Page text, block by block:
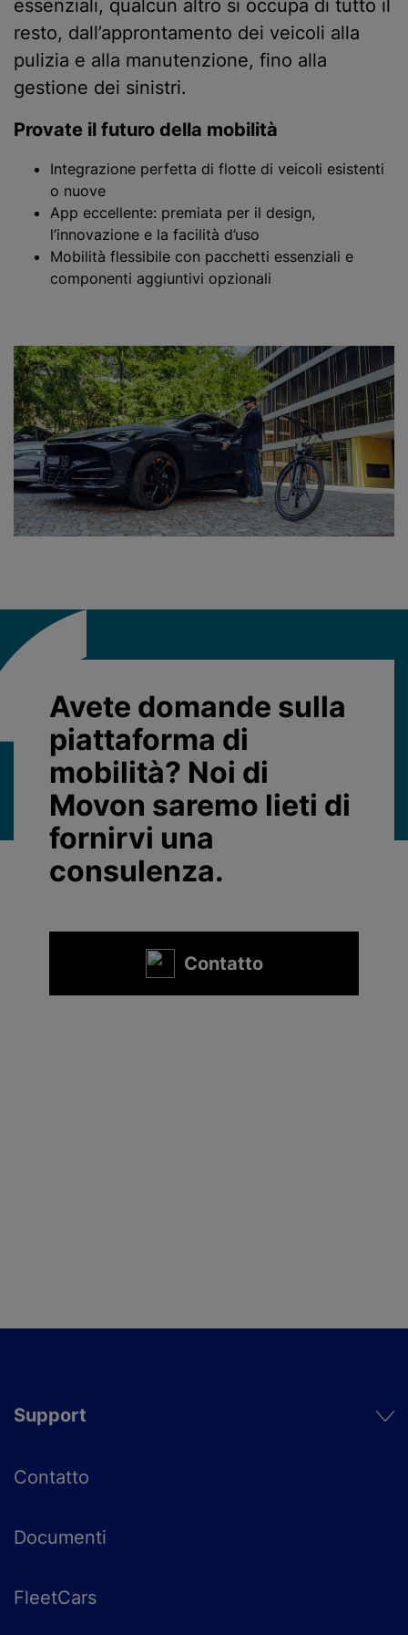
essenziali, qualcun altro si occupa di tutto il
resto, dall’approntamento dei veicoli alla
pulizia e alla manutenzione, fino alla
gestione dei sinistri.
Provate il futuro della mobilità
Integrazione perfetta di flotte di veicoli esistenti
o nuove
App eccellente: premiata per il design,
l’innovazione e la facilità d’uso
Mobilità flessibile con pacchetti essenziali e
componenti aggiuntivi opzionali
Avete domande sulla
piattaforma di
mobilità? Noi di
Movon saremo lieti di
fornirvi una
consulenza.
Contatto
Support
Contatto
Documenti
FleetCars